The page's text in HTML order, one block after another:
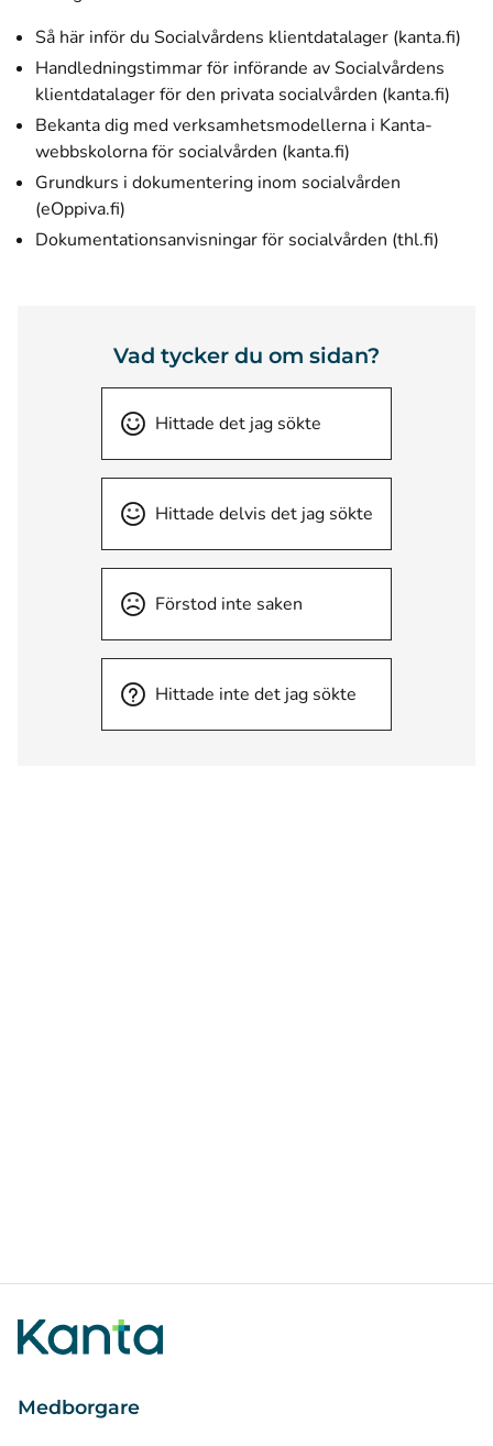
Så här inför du Socialvårdens klientdatalager (kanta.fi)
Handledningstimmar för införande av Socialvårdens
klientdatalager för den privata socialvården (kanta.fi)
Bekanta dig med verksamhetsmodellerna i Kanta-
webbskolorna för socialvården (kanta.fi)
Grundkurs i dokumentering inom socialvården
(eOppiva.fi)
Dokumentationsanvisningar för socialvården (thl.fi)
Vad tycker du om sidan?
Hittade det jag sökte
Hittade delvis det jag sökte
Förstod inte saken
Hittade inte det jag sökte
Medborgare